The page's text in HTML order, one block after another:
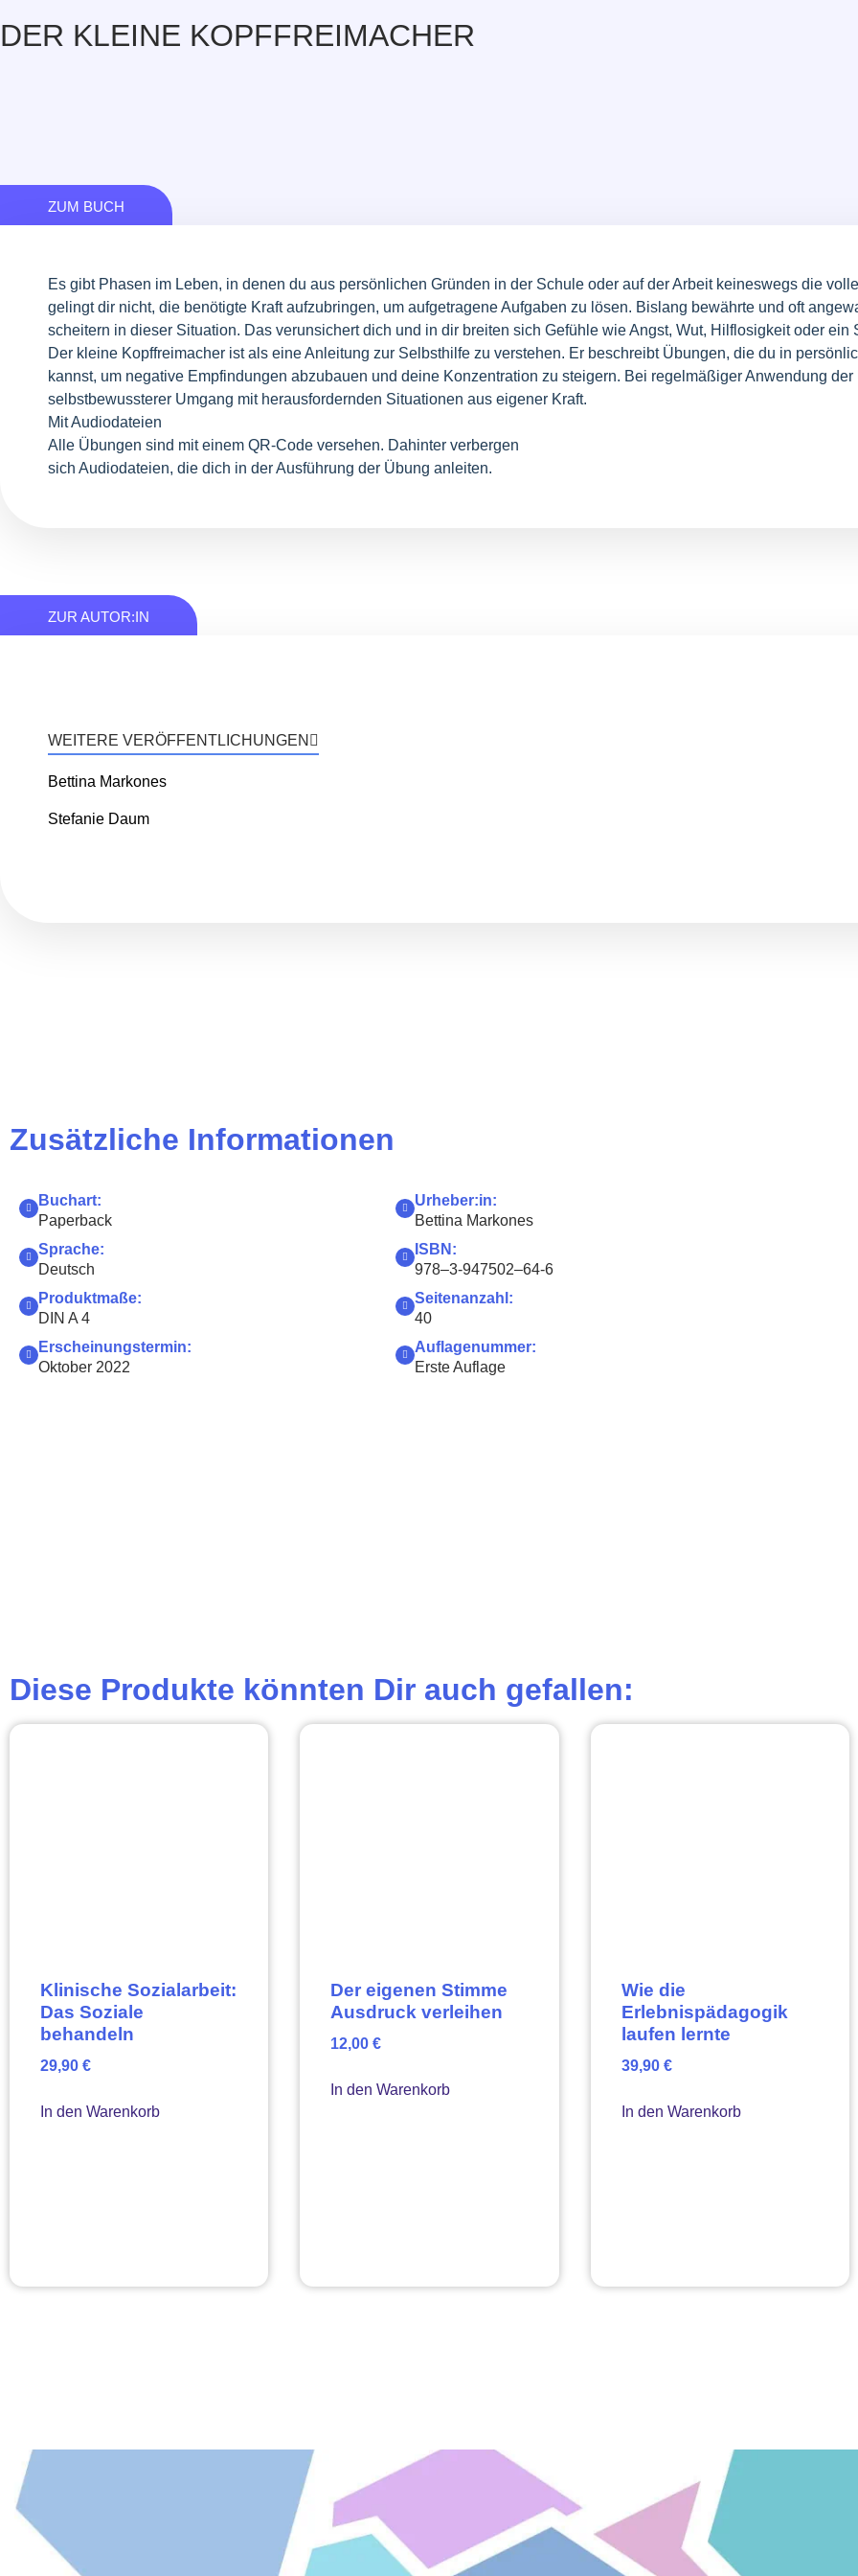
DER KLEINE KOPFFREIMACHER
ZUM BUCH
Es gibt Phasen im Leben, in denen du aus persönlichen Gründen in der Schule oder auf der Arbeit keineswegs die
gelingt dir nicht, die benötigte Kraft aufzubringen, um aufgetragene Aufgaben zu lösen. Bislang bewährte und oft
scheitern in dieser Situation. Das verunsichert dich und in dir breiten sich Gefühle wie Angst, Wut, Hilflosigkeit oder ein
Der kleine Kopffreimacher ist als eine Anleitung zur Selbsthilfe zu verstehen. Er beschreibt Übungen, die du in
kannst, um negative Empfindungen abzubauen und deine Konzentration zu steigern. Bei regelmäßiger Anwendung
selbstbewussterer Umgang mit herausfordernden Situationen aus eigener Kraft.
Mit Audiodateien
Alle Übungen sind mit einem QR-Code versehen. Dahinter verbergen
sich Audiodateien, die dich in der Ausführung der Übung anleiten.
ZUR AUTOR:IN
WEITERE VERÖFFENTLICHUNGEN
Bettina Markones
Stefanie Daum
Zusätzliche Informationen
Buchart:
Paperback
Sprache:
Deutsch
Produktmaße:
DIN A 4
Erscheinungstermin:
Oktober 2022
Urheber:in:
Bettina Markones
ISBN:
978–3‑947502–64‑6
Seitenanzahl:
40
Auflagenummer:
Erste Auflage
Diese Produkte könnten Dir auch gefallen:
Klinische Sozialarbeit:
Das Soziale
behandeln
29,90 €
In den Warenkorb
Der eigenen Stimme
Ausdruck verleihen
12,00€
In den Warenkorb
Wie die
Erlebnispädagogik
laufen lernte
39,90 €
In den Warenkorb